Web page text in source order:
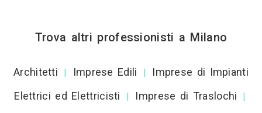
Trova altri professionisti a Milano
Architetti | Imprese Edili |
Imprese di Impianti
Elettrici ed Elettricisti
| Imprese di Traslochi |